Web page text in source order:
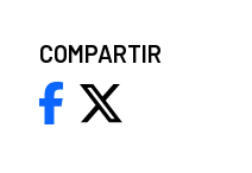
COMPARTIR